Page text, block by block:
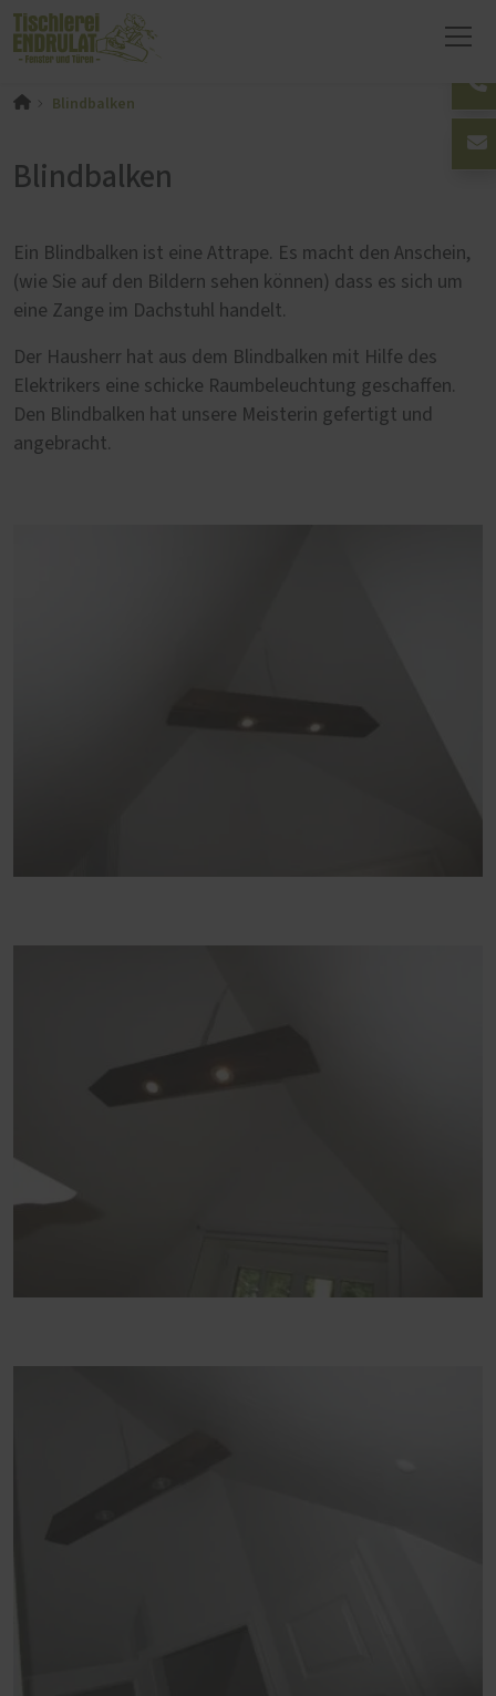
Blindbalken
Blindbalken
Ein Blindbalken ist eine Attrape. Es macht den Anschein,
(wie Sie auf den Bildern sehen können) dass es sich um
eine Zange im Dachstuhl handelt.
Der Hausherr hat aus dem Blindbalken mit Hilfe des
Elektrikers eine schicke Raumbeleuchtung geschaffen.
Den Blindbalken hat unsere Meisterin gefertigt und
angebracht.